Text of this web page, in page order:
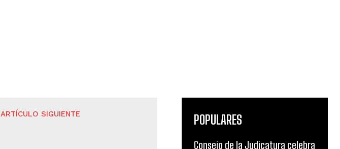
ARTÍCULO SIGUIENTE POPULARES
Consejo de la Judicatura celebra